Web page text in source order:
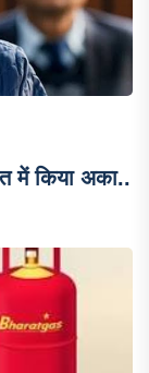
में किया अका..